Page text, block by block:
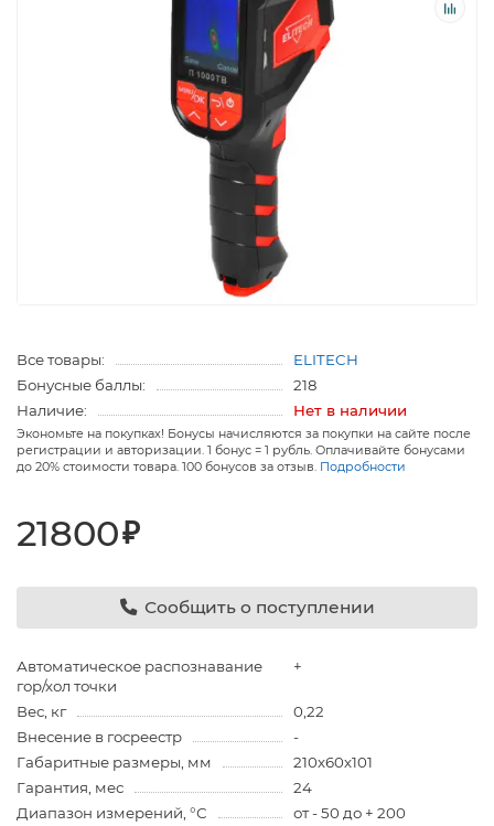
Все товары:
ELITECH
Бонусные баллы:
218
Наличие:
Нет в наличии
Экономьте на покупках! Бонусы начисляются за покупки на сайте после
регистрации и авторизации. 1 бонус = 1 рубль. Оплачивайте бонусами
до 20% стоимости товара. 100 бонусов за отзыв. Подробности
21800₽
Сообщить о поступлении
Автоматическое распознавание
гор/хол точки
+
Вес, кг
0,22
Внесение в госреестр
-
Габаритные размеры, мм
210х60х101
Гарантия, мес
24
Диапазон измерений, °С
от - 50 до + 200